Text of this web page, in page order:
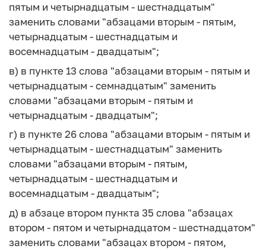
пятым и четырнадцатым - шестнадцатым"
заменить словами "абзацами вторым - пятым,
четырнадцатым - шестнадцатым и
восемнадцатым - двадцатым";
в) в пункте 13 слова "абзацами вторым - пятым и
четырнадцатым - семнадцатым" заменить
словами "абзацами вторым - пятым и
четырнадцатым - двадцатым";
г) в пункте 26 слова "абзацами вторым - пятым и
четырнадцатым - шестнадцатым" заменить
словами "абзацами вторым - пятым,
четырнадцатым - шестнадцатым и
восемнадцатым - двадцатым";
д) в абзаце втором пункта 35 слова "абзацах
втором - пятом и четырнадцатом - шестнадцатом"
заменить словами "абзацах втором - пятом,